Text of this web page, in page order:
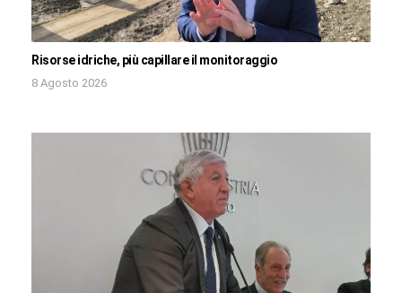
Risorse idriche, più capillare il monitoraggio
8 Agosto 2026